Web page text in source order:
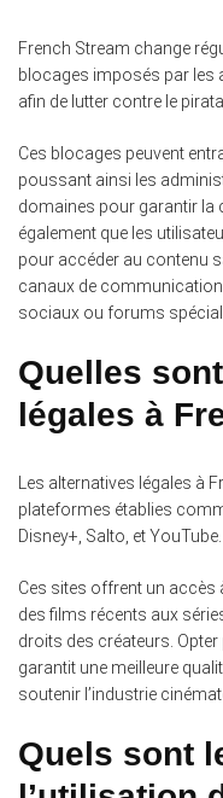
French Stream change
blocages imposés par les
afin de lutter contre le
Ces blocages peuvent
poussant ainsi les
domaines pour garantir la
également que les
pour accéder au contenu
canaux de
sociaux ou forums
Quelles
légales à
Les alternatives légales à
plateformes établies
Disney+, Salto, et YouTube.
Ces sites offrent un accès
des films récents aux
droits des créateurs.
garantit une meilleure
soutenir l’industrie
Quels sont